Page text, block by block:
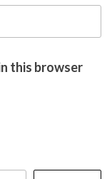
this browser